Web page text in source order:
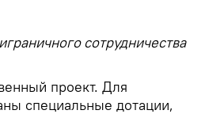
сотрудничества
проект. Для
специальные дотации,